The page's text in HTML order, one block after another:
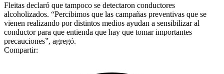
Fleitas declaró que tampoco se detectaron conductores
alcoholizados. “Percibimos que las campañas preventivas que se
vienen realizando por distintos medios ayudan a sensibilizar al
conductor para que entienda que hay que tomar importantes
precauciones”, agregó.
Compartir: